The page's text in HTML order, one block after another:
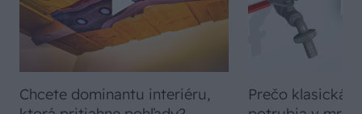
Chcete dominantu interiéru,
Prečo klasická